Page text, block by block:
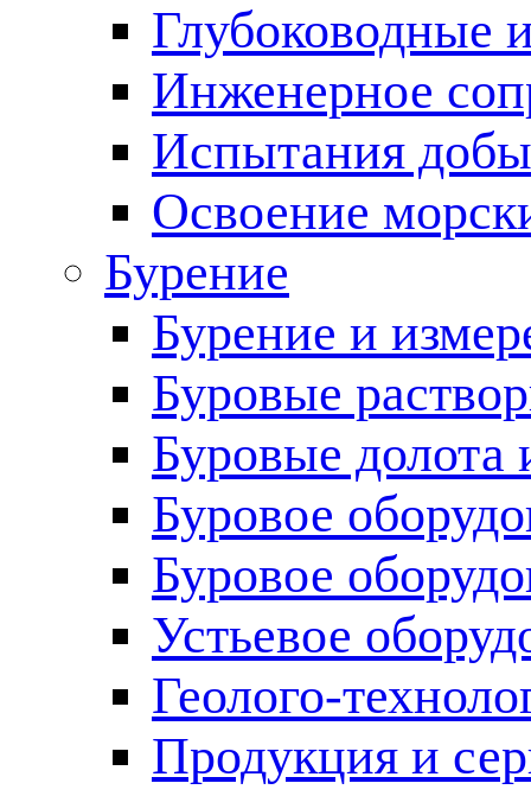
Глубоководные
Инженерное
Испытания
Освоение
Бурение
Бурение и
Буровые
Буровые долота
Буровое
Буровое
Устьевое
Геолого-
Продукция и